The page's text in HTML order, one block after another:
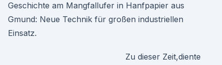
Geschichte am Mangfallufer in Hanfpapier aus
Gmund: Neue Technik für großen industriellen
Einsatz.
Zu dieser Zeit,diente